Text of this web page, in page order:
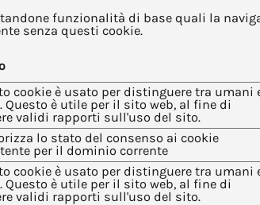
funzionalità di base quali la
senza questi cookie.
cookie è usato per distinguere tra umani
Questo è utile per il sito web, al fine di
validi rapporti sull'uso del sito.
lo stato del consenso ai cookie
per il dominio corrente
cookie è usato per distinguere tra umani
Questo è utile per il sito web, al fine di
validi rapporti sull'uso del sito.